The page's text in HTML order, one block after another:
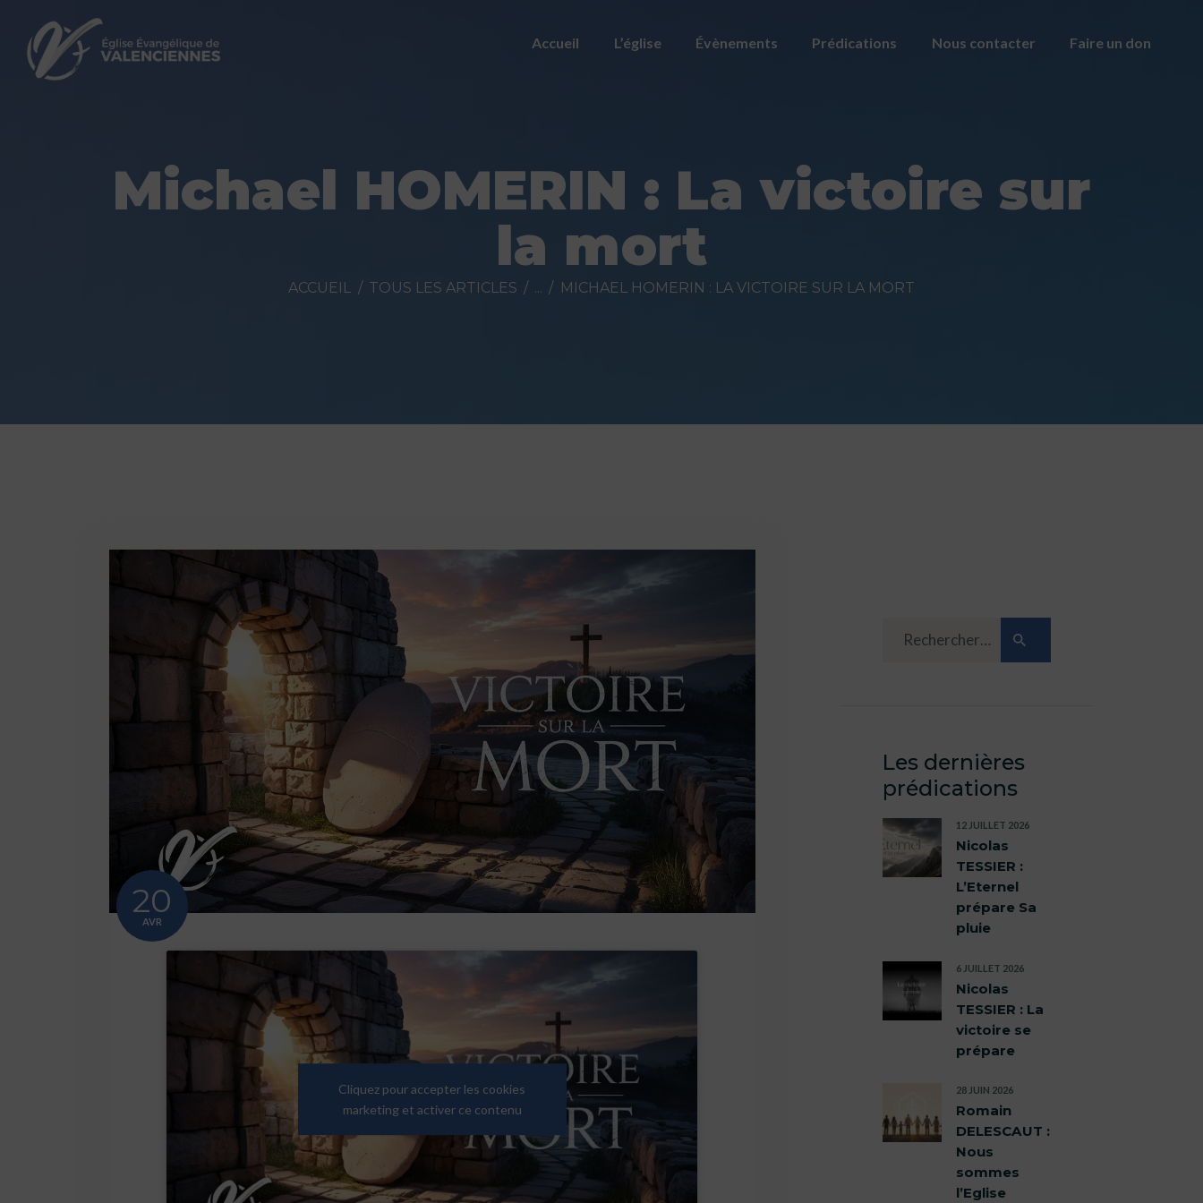
Accueil L’église Évènements Prédications Nous contacter Faire un don
Michael HOMERIN : La victoire sur
la mort
ACCUEIL TOUS LES ARTICLES ... MICHAEL HOMERIN : LA VICTOIRE SUR LA MORT
NOUS
CONTACTER
FAIRE UN DON
20
AVR
Cliquez pour accepter les cookies
marketing et activer ce contenu
Les dernières
prédications
Nicolas
TESSIER :
L’Eternel
prépare Sa
pluie
12 JUILLET 2026
Nicolas
TESSIER : La
victoire se
prépare
6 JUILLET 2026
Romain
DELESCAUT :
Nous
sommes
l’Eglise
28 JUIN 2026